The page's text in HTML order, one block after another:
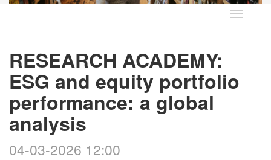
Idioma
RESEARCH ACADEMY:
ESG and equity portfolio
performance: a global
analysis
04-03-2026 12:00